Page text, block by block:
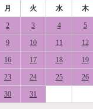
月 火 水 木
2 3 4 5
9 10 11 12
16 17 18 19
23 24 25 26
30 31